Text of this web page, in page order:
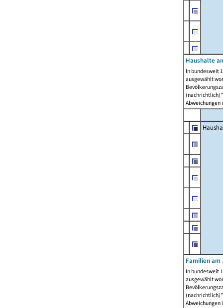
Haushalte
In bundesweit
ausgewählt
Abweichungen
Familien am
In bundesweit
ausgewählt
Abweichungen